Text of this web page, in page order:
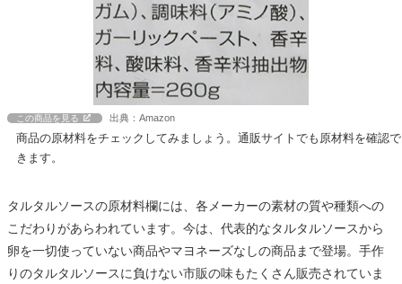
この商品を見る 出典：Amazon
商品の原材料をチェックしてみましょう。通販サイトでも原材料を確認で
きます。
タルタルソースの原材料欄には、各メーカーの素材の質や種類への
こだわりがあらわれています。今は、代表的なタルタルソースから
卵を一切使っていない商品やマヨネーズなしの商品まで登場。手作
りのタルタルソースに負けない市販の味もたくさん販売されていま